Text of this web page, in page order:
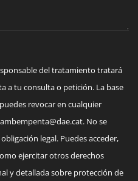
del tratamiento tratará
a tu consulta o petición. La base
revocar en cualquier
. No se
legal. Puedes acceder,
ejercitar otros derechos
y detallada sobre protección de